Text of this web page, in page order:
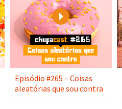
Play
Episódio #265 – Coisas
aleatórias que sou contra